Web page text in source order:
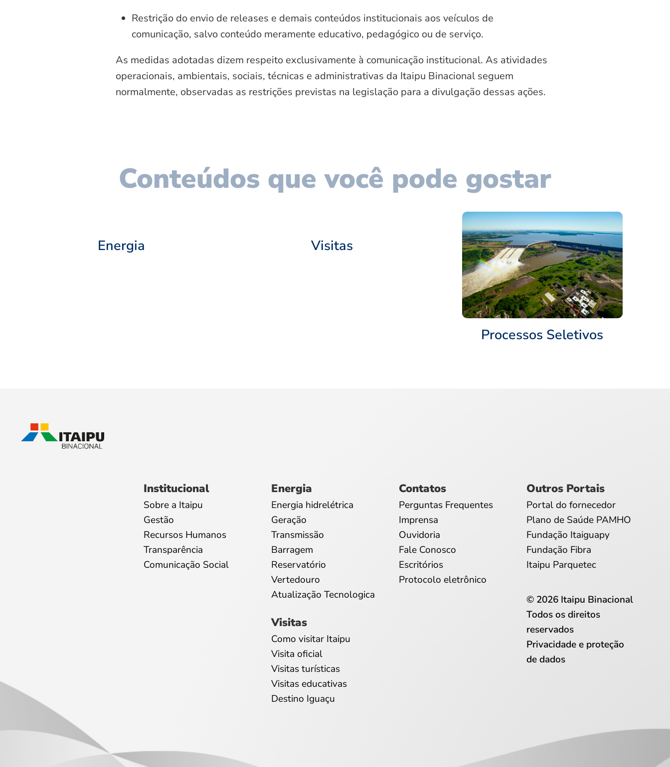
Restrição do envio de releases e demais conteúdos institucionais aos veículos de
comunicação, salvo conteúdo meramente educativo, pedagógico ou de serviço.
As medidas adotadas dizem respeito exclusivamente à comunicação institucional. As atividades
operacionais, ambientais, sociais, técnicas e administrativas da Itaipu Binacional seguem
normalmente, observadas as restrições previstas na legislação para a divulgação dessas ações.
Conteúdos que você pode gostar
Energia Visitas
Processos Seletivos
Institucional
Sobre a Itaipu
Gestão
Recursos Humanos
Transparência
Comunicação Social
Energia
Energia hidrelétrica
Geração
Transmissão
Barragem
Reservatório
Vertedouro
Atualização Tecnologica
Visitas
Como visitar Itaipu
Visita oficial
Visitas turísticas
Visitas educativas
Destino Iguaçu
Contatos
Perguntas Frequentes
Imprensa
Ouvidoria
Fale Conosco
Escritórios
Protocolo eletrônico
Outros Portais
Portal do fornecedor
Plano de Saúde PAMHO
Fundação Itaiguapy
Fundação Fibra
Itaipu Parquetec
© 2026 Itaipu Binacional
Todos os direitos
reservados
Privacidade e proteção
de dados